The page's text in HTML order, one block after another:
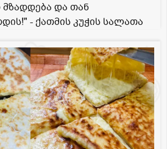
და თან
- ქათმის კუჭის სალათა